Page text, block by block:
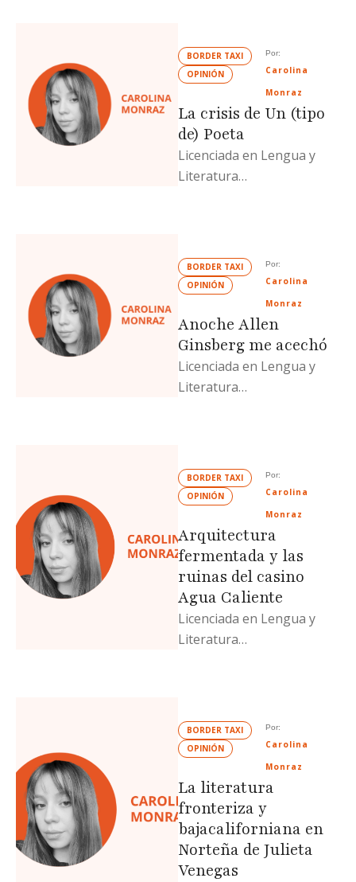
mexicana. Actualmente
estudia …
BORDER TAXI
OPINIÓN
Por:
Carolina
Monraz
La crisis de Un (tipo
de) Poeta
Licenciada en Lengua y
Literatura
mexicana. Actualmente
estudia …
BORDER TAXI
OPINIÓN
Por:
Carolina
Monraz
Anoche Allen
Ginsberg me acechó
Licenciada en Lengua y
Literatura
mexicana. Actualmente
estudia …
BORDER TAXI
OPINIÓN
Por:
Carolina
Monraz
Arquitectura
fermentada y las
ruinas del casino
Agua Caliente
Licenciada en Lengua y
Literatura
mexicana. Actualmente
estudia …
BORDER TAXI
OPINIÓN
Por:
Carolina
Monraz
La literatura
fronteriza y
bajacaliforniana en
Norteña de Julieta
Venegas